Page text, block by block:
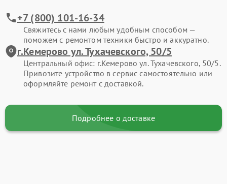
+7 (800) 101-16-34
Свяжитесь с нами любым удобным способом —
поможем с ремонтом техники быстро и аккуратно.
г.Кемерово ул. Тухачевского, 50/5
Центральный офис: г.Кемерово ул. Тухачевского, 50/5.
Привозите устройство в сервис самостоятельно или
оформляйте ремонт с доставкой.
Подробнее о доставке